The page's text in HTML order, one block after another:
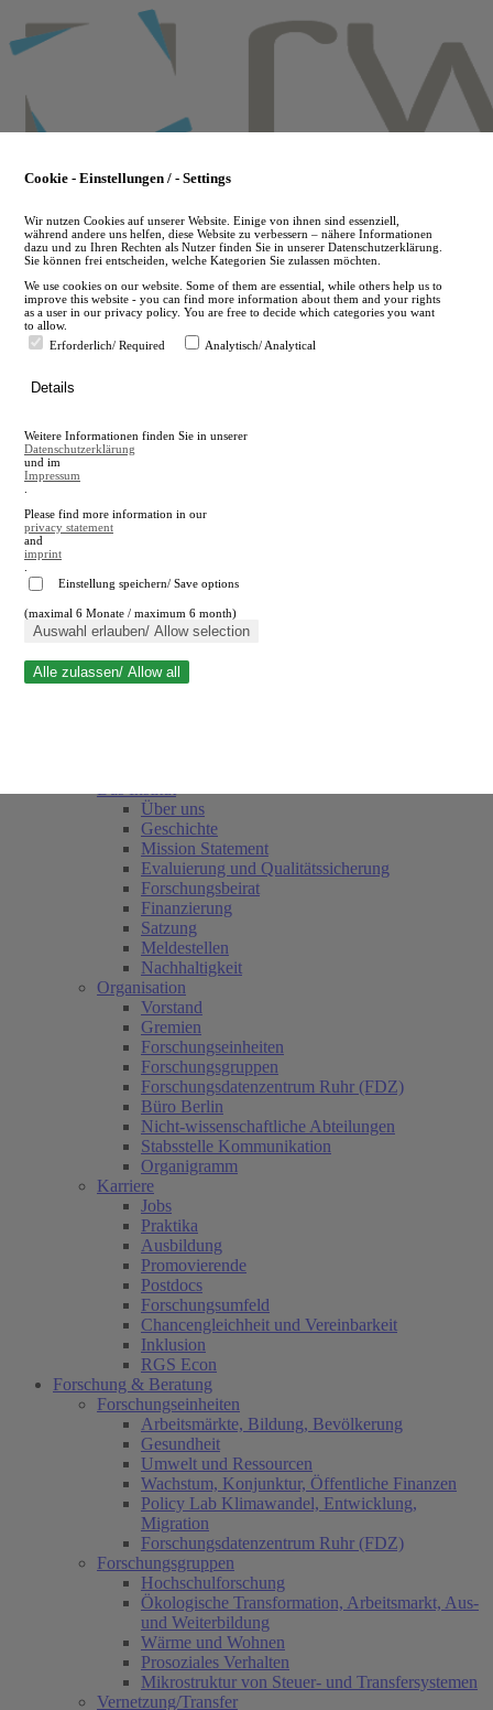
to
main
en
A
A
Suche schließen
Über uns
Geschichte
Mission Statement
Evaluierung und Qualitätssicherung
Forschungsbeirat
Finanzierung
Satzung
Meldestellen
Nachhaltigkeit
Organisation
Vorstand
Gremien
Forschungseinheiten
Forschungsgruppen
Forschungsdatenzentrum Ruhr (FDZ)
Büro Berlin
Nicht-wissenschaftliche Abteilungen
Stabsstelle Kommunikation
Organigramm
Karriere
Jobs
Praktika
Ausbildung
Promovierende
Postdocs
Forschungsumfeld
Chancengleichheit und Vereinbarkeit
Inklusion
RGS Econ
Forschung & Beratung
Forschungseinheiten
Arbeitsmärkte, Bildung, Bevölkerung
Gesundheit
Umwelt und Ressourcen
Wachstum, Konjunktur, Öffentliche Finanzen
Policy Lab Klimawandel, Entwicklung,
Migration
Forschungsdatenzentrum Ruhr (FDZ)
Forschungsgruppen
Hochschulforschung
Ökologische Transformation, Arbeitsmarkt, Aus-
und Weiterbildung
Wärme und Wohnen
Prosoziales Verhalten
Mikrostruktur von Steuer- und Transfersystemen
Vernetzung/Transfer
Cookie - Einstellungen / - Settings
Wir nutzen Cookies auf unserer Website. Einige von ihnen sind essenziell,
während andere uns helfen, diese Website zu verbessern – nähere Informationen
dazu und zu Ihren Rechten als Nutzer finden Sie in unserer Datenschutzerklärung.
Sie können frei entscheiden, welche Kategorien Sie zulassen möchten.
We use cookies on our website. Some of them are essential, while others help us to
improve this website - you can find more information about them and your rights
as a user in our privacy policy. You are free to decide which categories you want
to allow.
Erforderlich/ Required
Analytisch/ Analytical
Details
Weitere Informationen finden Sie in unserer
Datenschutzerklärung
und im
Impressum
Please find more information in our
privacy statement
and
imprint
Einstellung speichern/ Save options
(maximal 6 Monate / maximum 6 month)
Auswahl erlauben/ Allow selection
Alle zulassen/ Allow all